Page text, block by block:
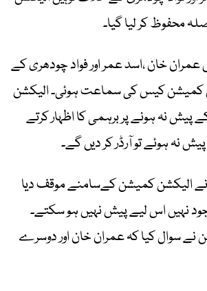
محفوظ کر لیا گیا۔
خان ،اسد عمر اور فواد چودھری کے
کمیشن کیس کی سماعت ہوئی۔ الیکشن
پیش نہ ہونے پر برہمی کا اظہار کرتے
نہ ہوئے تو آرڈر کر دیں گے۔
الیکشن کمیشن کےسامنے موقف دیا
نہیں اس لیے پیش نہیں ہو سکتے۔
نے سوال کیا کہ عمران خان اور دوسرے